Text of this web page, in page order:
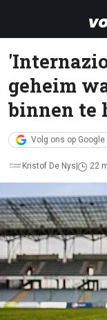
geheim
binnen te
Volg ons op Google
Kristof De Nys 22